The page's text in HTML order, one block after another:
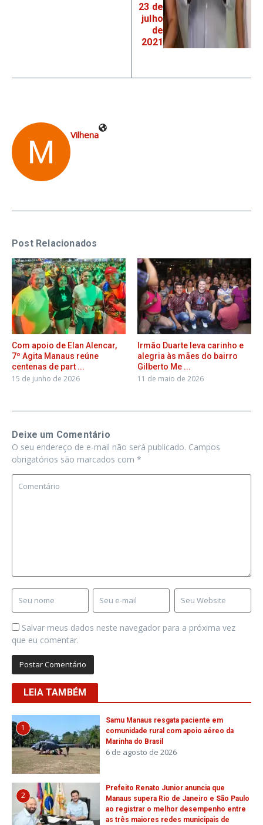
23 de
julho
de
2021
Vilhena
Post Relacionados
Com apoio de Elan Alencar,
7º Agita Manaus reúne
centenas de part ...
15 de junho de 2026
Irmão Duarte leva carinho e
alegria às mães do bairro
Gilberto Me ...
11 de maio de 2026
Deixe um Comentário
O seu endereço de e-mail não será publicado. Campos
obrigatórios são marcados com *
Salvar meus dados neste navegador para a próxima vez
que eu comentar.
LEIA TAMBÉM
1
Samu Manaus resgata paciente em
comunidade rural com apoio aéreo da
Marinha do Brasil
6 de agosto de 2026
2
Prefeito Renato Junior anuncia que
Manaus supera Rio de Janeiro e São Paulo
ao registrar o melhor desempenho entre
as três maiores redes municipais de